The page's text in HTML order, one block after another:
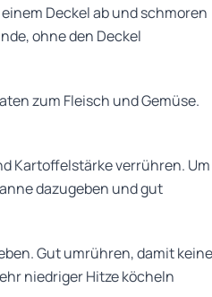
Deckel ab und schmoren
ohne den Deckel
zum Fleisch und Gemüse.
Kartoffelstärke verrühren. Um
dazugeben und gut
Gut umrühren, damit keine
niedriger Hitze köcheln